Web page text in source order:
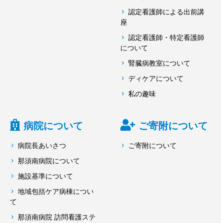
認定看護師による出前講
座
認定看護師・特定看護師
について
腎臓病教室について
ディケアについて
私の趣味
病院について
病院長あいさつ
那須南病院について
施設基準について
地域包括ケア病棟につい
て
那須南病院 訪問看護ステ
ご寄附について
ご寄附について